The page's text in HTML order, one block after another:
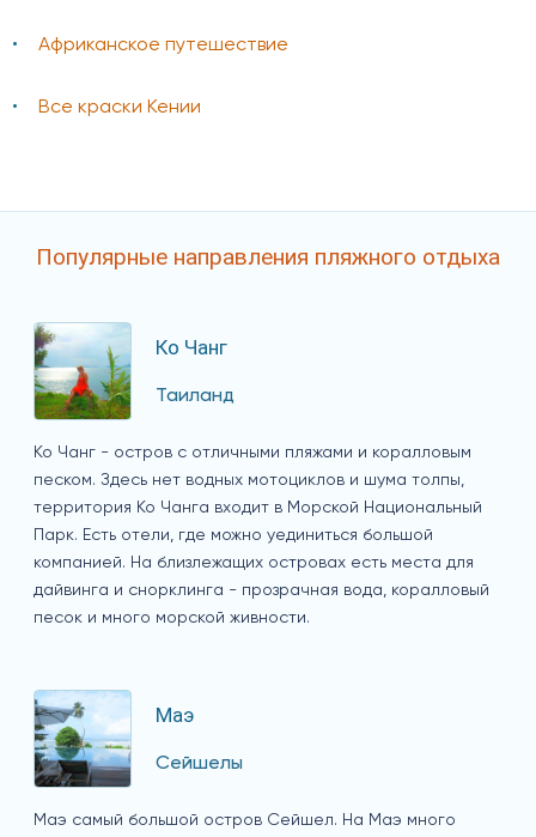
Африканское путешествие
Все краски Кении
Популярные направления пляжного отдыха
Ко Чанг
Таиланд
Ко Чанг - остров с отличными пляжами и коралловым
песком. Здесь нет водных мотоциклов и шума толпы,
территория Ко Чанга входит в Морской Национальный
Парк. Есть отели, где можно уединиться большой
компанией. На близлежащих островах есть места для
дайвинга и снорклинга - прозрачная вода, коралловый
песок и много морской живности.
Маэ
Сейшелы
Маэ самый большой остров Сейшел. На Маэ много